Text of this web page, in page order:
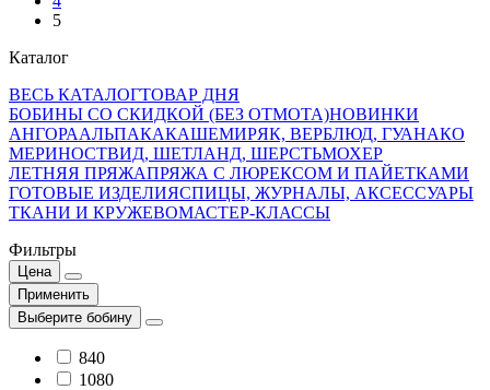
5
Каталог
ВЕСЬ КАТАЛОГТОВАР ДНЯ
БОБИНЫ СО СКИДКОЙ (БЕЗ ОТМОТА)НОВИНКИ
АНГОРААЛЬПАКАКАШЕМИРЯК, ВЕРБЛЮД, ГУАНАКО
МЕРИНОСТВИД, ШЕТЛАНД, ШЕРСТЬМОХЕР
ЛЕТНЯЯ ПРЯЖАПРЯЖА С ЛЮРЕКСОМ И ПАЙЕТКАМИ
ГОТОВЫЕ ИЗДЕЛИЯСПИЦЫ, ЖУРНАЛЫ, АКСЕССУАРЫ
ТКАНИ И КРУЖЕВОМАСТЕР-КЛАССЫ
Фильтры
Цена
Применить
Выберите бобину
840
1080